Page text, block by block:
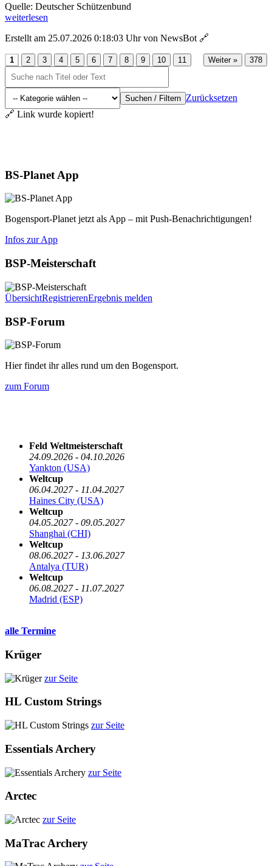
Quelle: Deutscher Schützenbund
weiterlesen
Erstellt am 25.07.2026 0:18:03 Uhr von NewsBot 🔗
1 2 3 4 5 6 7 8 9 10 11 Weiter » 378
Suchen / Filtern Zurücksetzen
🔗 Link wurde kopiert!
BS-Planet App
Bogensport-Planet jetzt als App – mit Push-Benachrichtigungen!
Infos zur App
BSP-Meisterschaft
ÜbersichtRegistrierenErgebnis melden
BSP-Forum
Hier findet ihr alles rund um den Bogensport.
zum Forum
Feld Weltmeisterschaft
24.09.2026 - 04.10.2026
Yankton (USA)
Weltcup
06.04.2027 - 11.04.2027
Haines City (USA)
Weltcup
04.05.2027 - 09.05.2027
Shanghai (CHI)
Weltcup
08.06.2027 - 13.06.2027
Antalya (TUR)
Weltcup
06.08.2027 - 11.07.2027
Madrid (ESP)
alle Termine
Krüger
zur Seite
HL Custom Strings
zur Seite
Essentials Archery
zur Seite
Arctec
zur Seite
MaTrac Archery